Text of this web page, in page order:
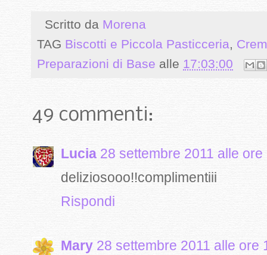
Scritto da Morena
TAG Biscotti e Piccola Pasticceria,
Preparazioni di Base alle 17:03:00
49 commenti:
Lucia 28 settembre 2011 alle ore
deliziosooo!!complimentiii
Rispondi
Mary 28 settembre 2011 alle ore